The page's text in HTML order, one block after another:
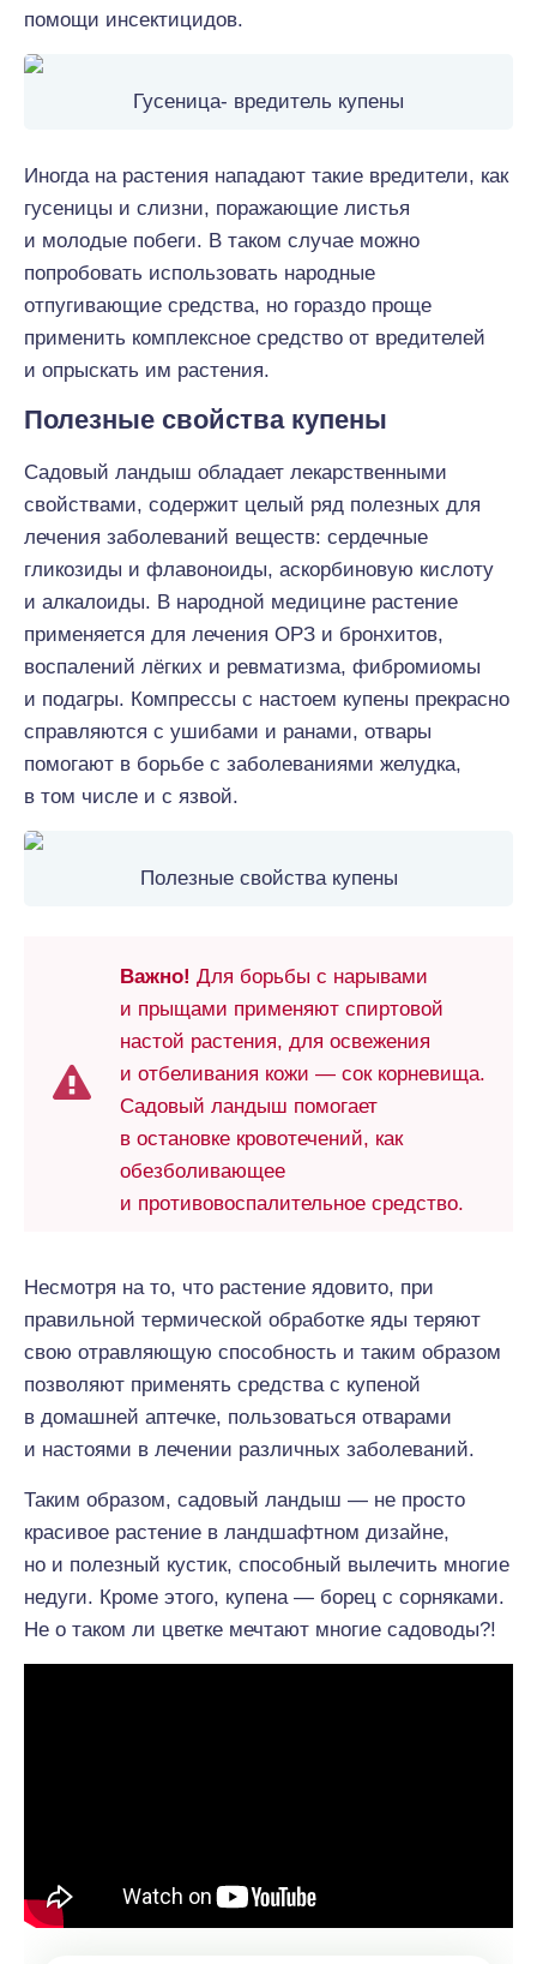
помощи инсектицидов.
Гусеница- вредитель купены
Иногда на растения нападают такие вредители, как
гусеницы и слизни, поражающие листья
и молодые побеги. В таком случае можно
попробовать использовать народные
отпугивающие средства, но гораздо проще
применить комплексное средство от вредителей
и опрыскать им растения.
Полезные свойства купены
Садовый ландыш обладает лекарственными
свойствами, содержит целый ряд полезных для
лечения заболеваний веществ: сердечные
гликозиды и флавоноиды, аскорбиновую кислоту
и алкалоиды. В народной медицине растение
применяется для лечения ОРЗ и бронхитов,
воспалений лёгких и ревматизма, фибромиомы
и подагры. Компрессы с настоем купены прекрасно
справляются с ушибами и ранами, отвары
помогают в борьбе с заболеваниями желудка,
в том числе и с язвой.
Полезные свойства купены
Важно! Для борьбы с нарывами
и прыщами применяют спиртовой
настой растения, для освежения
и отбеливания кожи — сок корневища.
Садовый ландыш помогает
в остановке кровотечений, как
обезболивающее
и противовоспалительное средство.
Несмотря на то, что растение ядовито, при
правильной термической обработке яды теряют
свою отравляющую способность и таким образом
позволяют применять средства с купеной
в домашней аптечке, пользоваться отварами
и настоями в лечении различных заболеваний.
Таким образом, садовый ландыш — не просто
красивое растение в ландшафтном дизайне,
но и полезный кустик, способный вылечить многие
недуги. Кроме этого, купена — борец с сорняками.
Не о таком ли цветке мечтают многие садоводы?!